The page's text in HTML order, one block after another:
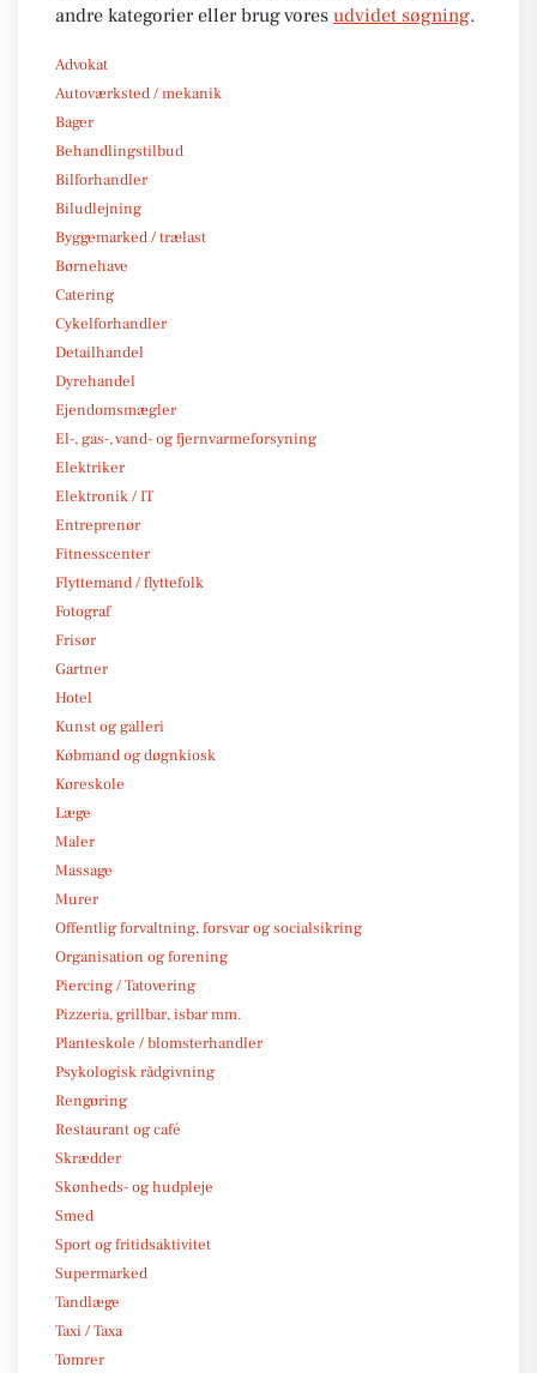
andre kategorier eller brug vores udvidet søgning.
Advokat
Autoværksted / mekanik
Bager
Behandlingstilbud
Bilforhandler
Biludlejning
Byggemarked / trælast
Børnehave
Catering
Cykelforhandler
Detailhandel
Dyrehandel
Ejendomsmægler
El-, gas-, vand- og fjernvarmeforsyning
Elektriker
Elektronik / IT
Entreprenør
Fitnesscenter
Flyttemand / flyttefolk
Fotograf
Frisør
Gartner
Hotel
Kunst og galleri
Købmand og døgnkiosk
Køreskole
Læge
Maler
Massage
Murer
Offentlig forvaltning, forsvar og socialsikring
Organisation og forening
Piercing / Tatovering
Pizzeria, grillbar, isbar mm.
Planteskole / blomsterhandler
Psykologisk rådgivning
Rengøring
Restaurant og café
Skrædder
Skønheds- og hudpleje
Smed
Sport og fritidsaktivitet
Supermarked
Tandlæge
Taxi / Taxa
Tømrer